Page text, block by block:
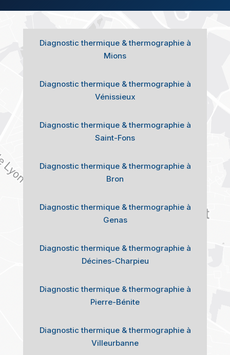
Diagnostic thermique & thermographie à
Mions
Diagnostic thermique & thermographie à
Vénissieux
Diagnostic thermique & thermographie à
Saint-Fons
Diagnostic thermique & thermographie à
Bron
Diagnostic thermique & thermographie à
Genas
Diagnostic thermique & thermographie à
Décines-Charpieu
Diagnostic thermique & thermographie à
Pierre-Bénite
Diagnostic thermique & thermographie à
Villeurbanne